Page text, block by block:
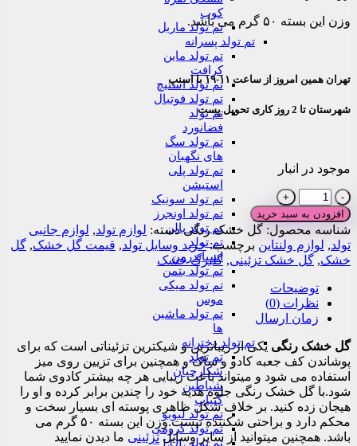
کوب
تم تولد ماربل
تم تولد پسرانه
تم تولد ماین
کرافت
تم تولد استیچ
تم تولد فوتبال
تم تولد
فضانورد
تم تولد سگ
های نگهبان
تم تولد پلی
استیشن
تم تولد سونیک
تم تولد اونجرز
تم تولد بالن
تم تولد
اسپایدرمن
تم تولد بتمن
تم تولد میکی
موس
تم تولد ماشین
ها
تم تولد دخترانه
تم تولد
شکارچیان
شیاطین
کیپاپ
تم تولد لبوبو
تم تولد کرومی
تم تولد LOL –
وزن این بسته ۵۰ گرم می باشد.
تهران همین امروز از ساعت ۱۱-۱۹ با اسنپ
شهرستان تا 2 روز کاری تحویل پست
موجود در انبار
گل
خشک
رنگی
عدد
افزودن به سبد خرید
شناسه محصول: گل خشک رنگی دسته: لوازم تولد, لوازم جانبی
تولد, لوازم ولنتاین برچسب:خرید وسایل تولد, قیمت گل خشک, گل
خشک, گل خشک تزئینی, گلبرگ خشک
توضیحات
نظرات (0)
زمان ارسال
گل خشک رنگی یکی از زیباترین و شیکترین تزئیناتی است که برای
پوشاندن کف جعبه کادو و ساک و همچنین برای تزیین روی میز
استفاده می شود و میتواند باعث زیبایی هر چه بیشتر کادوی شما
شود.با گل خشک رنگی جلوه هدیه خود را چندین برابر کرده و او را
هیجان زده کنید. بر خلاف شکل ظاهری پوسته ای بسیار سخت و
محکم دارد و براحتی شکننده نیست.وزن این بسته ۵۰ گرم می
باشد. همچنین میتوانید از سایر وسایلتزئینی ما دیدن نمایید